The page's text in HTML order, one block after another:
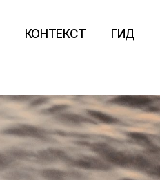
КОНТЕКСТ ГИД